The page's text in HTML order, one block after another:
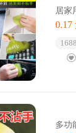
居家
0.17
1688
多功